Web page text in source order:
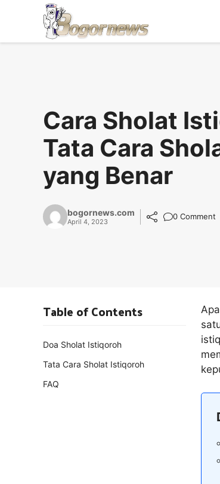
Cara Sholat
Tata Cara
yang Benar
bogornews.com
April 4, 2023
0 Comment
Table of Contents
Doa Sholat Istiqoroh
Tata Cara Sholat Istiqoroh
FAQ